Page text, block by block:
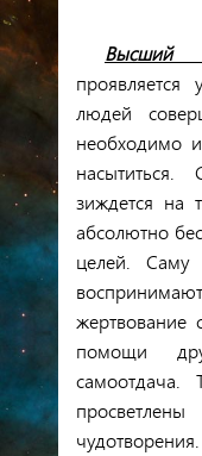
Высший
людей
необходимо
насытиться.
зиждется на
абсолютно
целей. Саму
помощи
самоотдача.
чудотворения.